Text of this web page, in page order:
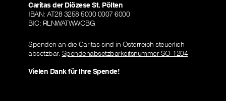
Caritas der Diözese St. Pölten
IBAN: AT28 3258 5000 0007 6000
BIC: RLNWATWWOBG
Spenden an die Caritas sind in Österreich steuerlich
absetzbar. Spendenabsetzbarkeitsnummer SO-1204
Vielen Dank für Ihre Spende!